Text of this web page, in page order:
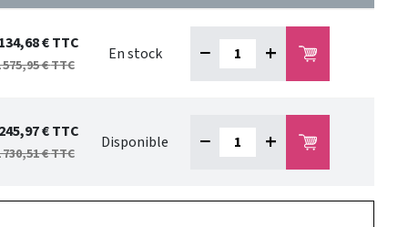
€TTC
575,95 €TTC
En stock − +
€TTC
730,51 €TTC
Disponible − +